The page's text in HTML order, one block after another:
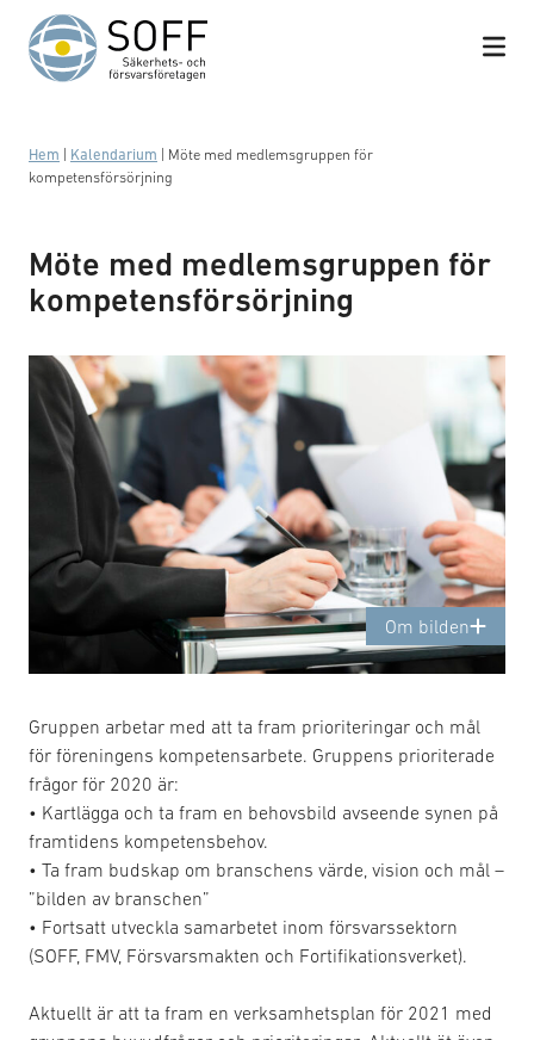
Hoppa till innehåll
Hem Kalendarium
Möte med medlemsgruppen för
kompetensförsörjning
Möte med medlemsgruppen för
kompetensförsörjning
Om bilden
Business meeting with work on contract
Gruppen arbetar med att ta fram prioriteringar och mål
för föreningens kompetensarbete. Gruppens prioriterade
frågor för 2020 är:
• Kartlägga och ta fram en behovsbild avseende synen på
framtidens kompetensbehov.
• Ta fram budskap om branschens värde, vision och mål –
”bilden av branschen”
• Fortsatt utveckla samarbetet inom försvarssektorn
(SOFF, FMV, Försvarsmakten och Fortifikationsverket).
Aktuellt är att ta fram en verksamhetsplan för 2021 med